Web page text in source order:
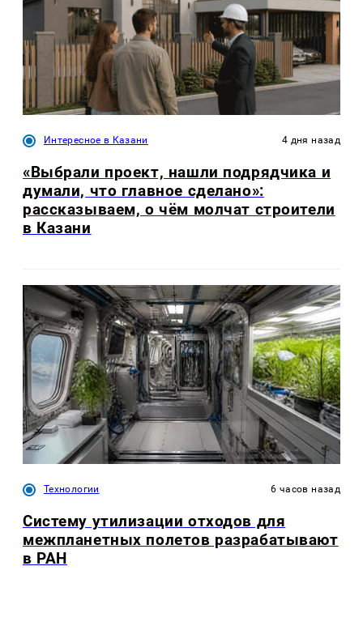
Интересное в Казани 4 дня назад
«Выбрали проект, нашли подрядчика и
думали, что главное сделано»:
рассказываем, о чём молчат строители
в Казани
Технологии 6 часов назад
Систему утилизации отходов для
межпланетных полетов разрабатывают
в РАН